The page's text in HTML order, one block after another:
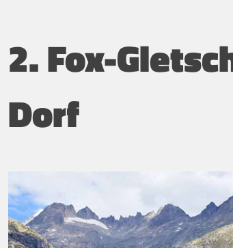
2. Fox-
Dorf